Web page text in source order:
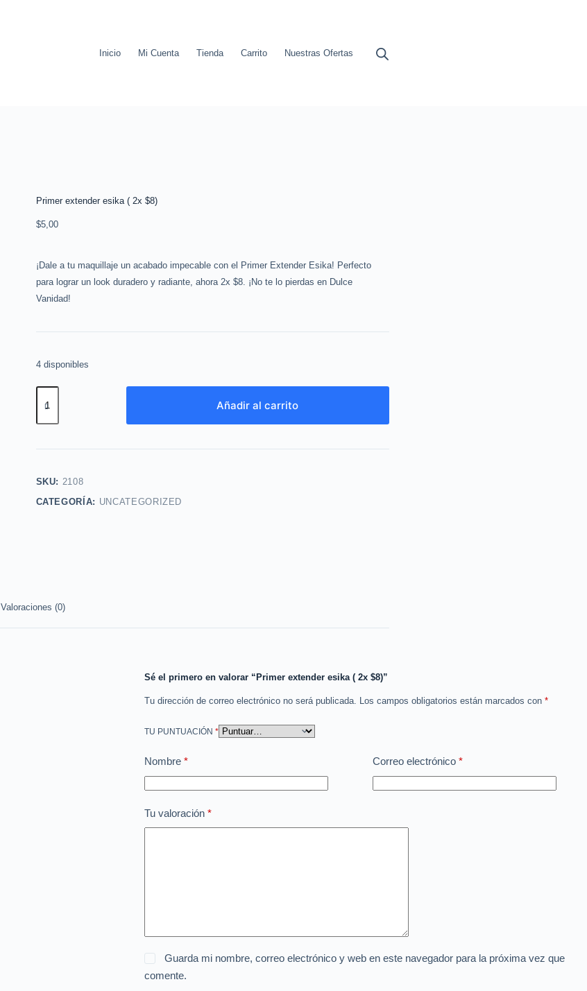
Inicio
Mi Cuenta Tienda Carrito Nuestras Ofertas
Primer extender esika ( 2x $8)
$5,00
¡Dale a tu maquillaje un acabado impecable con el Primer Extender Esika! Perfecto
para lograr un look duradero y radiante, ahora 2x $8. ¡No te lo pierdas en Dulce
Vanidad!
4 disponibles
extender
esika
$8)
Añadir al carrito
SKU: 2108
CATEGORÍA: UNCATEGORIZED
Valoraciones (0)
Sé el primero en valorar “Primer extender esika ( 2x $8)”
Tu dirección de correo electrónico no será publicada. Los campos obligatorios están marcados con *
TU PUNTUACIÓN *
Nombre* Correo electrónico*
Tu valoración *
Guarda mi nombre, correo electrónico y web en este navegador para la próxima vez que
comente.